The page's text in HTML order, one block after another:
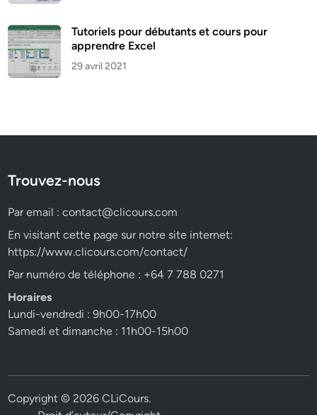
Tutoriels pour débutants et cours pour
apprendre Excel
29 avril 2021
Trouvez-nous
Par email :contact@clicours.com
En visitant cette page sur notre site internet:
https://www.clicours.com/contact/
Par numéro de téléphone : +64 7 788 0271
Horaires
Lundi-vendredi : 9h00-17h00
Samedi et dimanche : 11h00-15h00
Copyright © 2026CLiCours.